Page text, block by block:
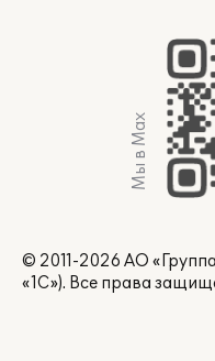
Мы в Max
© 2011-2026 АО
«1С»). Все права